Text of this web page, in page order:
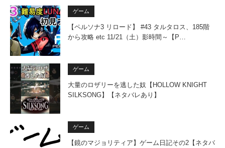
ゲーム
【ペルソナ3 リロード】 #43 タルタロス、185階
から攻略 etc 11/21（土）影時間～【P…
ゲーム
大量のロザリーを逃した奴【HOLLOW KNIGHT
SILKSONG】【ネタバレあり】
ゲーム
【鏡のマジョリティア】ゲーム日記その2【ネタバ